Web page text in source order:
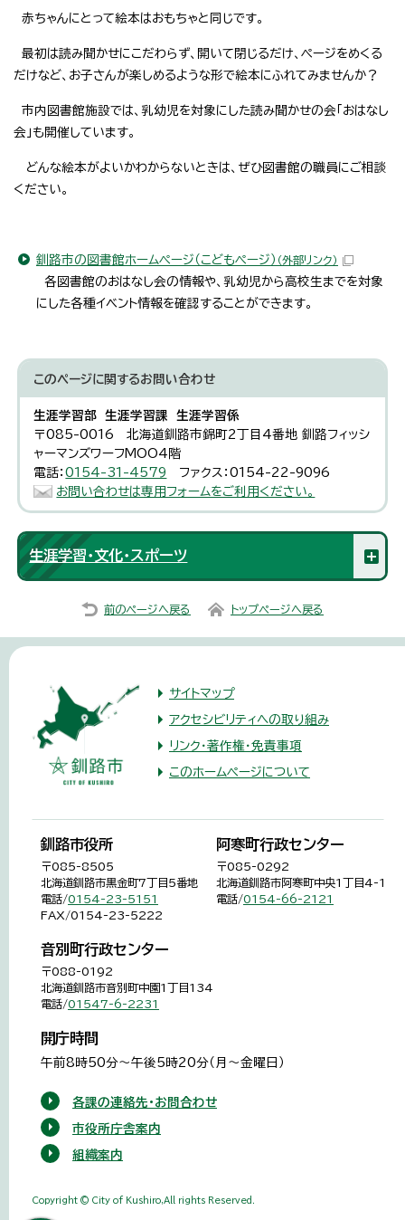
赤ちゃんにとって絵本はおもちゃと同じです。
最初は読み聞かせにこだわらず、開いて閉じるだけ、ページをめくる
だけなど、お子さんが楽しめるような形で絵本にふれてみませんか？
市内図書館施設では、乳幼児を対象にした読み聞かせの会「おはなし
会」も開催しています。
どんな絵本がよいかわからないときは、ぜひ図書館の職員にご相談
ください。
釧路市の図書館ホームページ（こどもページ） （外部リンク）
各図書館のおはなし会の情報や、乳幼児から高校生までを対象
にした各種イベント情報を確認することができます。
このページに関するお問い合わせ
生涯学習部 生涯学習課 生涯学習係
〒085-0016 北海道釧路市錦町2丁目4番地 釧路フィッシ
ャーマンズワーフMOO4階
電話：0154-31-4579
ファクス：0154-22-9096
お問い合わせは専用フォームをご利用ください。
生涯学習・文化・スポーツ
前のページへ戻る トップページへ戻る
サイトマップ
アクセシビリティへの取り組み
リンク・著作権・免責事項
このホームページについて
釧路市役所
〒085-8505
北海道釧路市黒金町7丁目5番地
電話/0154-23-5151
FAX/0154-23-5222
阿寒町行政センター
〒085-0292
北海道釧路市阿寒町中央1丁目4-1
電話/0154-66-2121
音別町行政センター
〒088-0192
北海道釧路市音別町中園1丁目134
電話/01547-6-2231
開庁時間
午前8時50分～午後5時20分（月～金曜日）
各課の連絡先・お問合わせ
市役所庁舎案内
組織案内
Copyright © City of Kushiro,All rights Reserved.